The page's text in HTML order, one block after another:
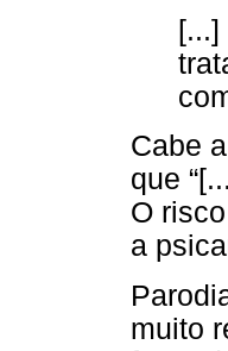
[...]
Cabe
que
O
a
muito